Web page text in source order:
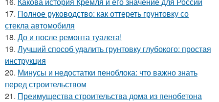
17. Полное руководство: как оттереть грунтовку со
стекла автомобиля
18. До и после ремонта туалета!
19. Лучший способ удалить грунтовку глубокого: простая
инструкция
20. Минусы и недостатки пеноблока: что важно знать
перед строительством
21. Преимущества строительства дома из пенобетона